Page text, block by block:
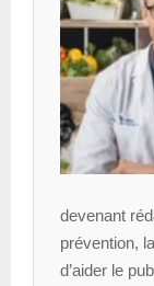
devenant
prévention,
d’aider le